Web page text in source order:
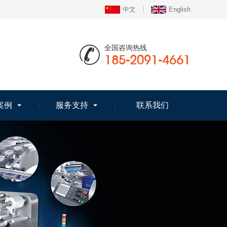
中文 English
全国咨询热线
185-2091-4661
例 服务支持 联系我们